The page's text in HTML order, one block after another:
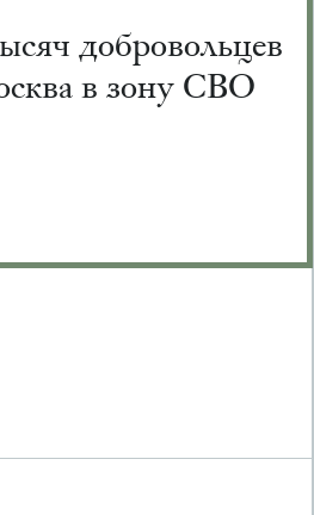
добровольцев
в зону СВО